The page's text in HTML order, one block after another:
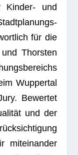
Kin­der- und
für die
Thors­ten
Wup­per­tal
Bewer­tet
und der
mit­ein­an­der